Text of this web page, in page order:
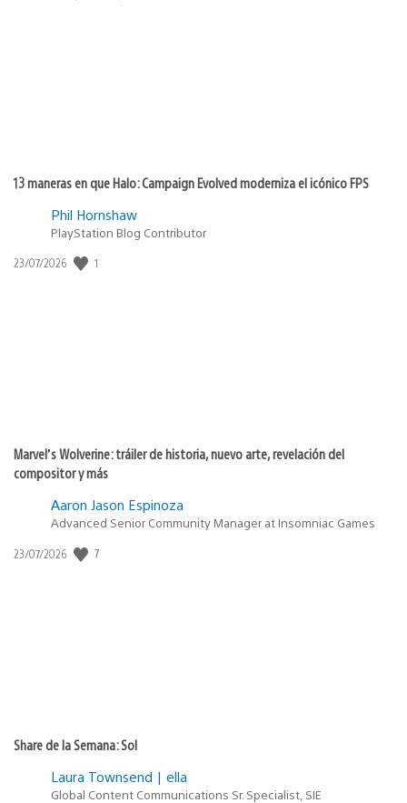
13 maneras en que Halo: Campaign Evolved moderniza el icónico FPS
Phil Hornshaw
PlayStation Blog Contributor
Fecha
23/07/2026 1
Marvel’s Wolverine: tráiler de historia, nuevo arte, revelación del
compositor y más
Aaron Jason Espinoza
Advanced Senior Community Manager at Insomniac Games
Fecha
23/07/2026 7
Share de la Semana: Sol
Laura Townsend | ella
Global Content Communications Sr. Specialist, SIE